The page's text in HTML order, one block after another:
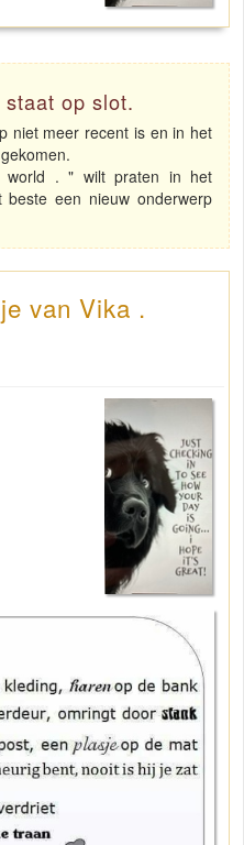
op slot.
niet meer recent is en in het
world . " wilt praten in het
een nieuw onderwerp
van Vika .